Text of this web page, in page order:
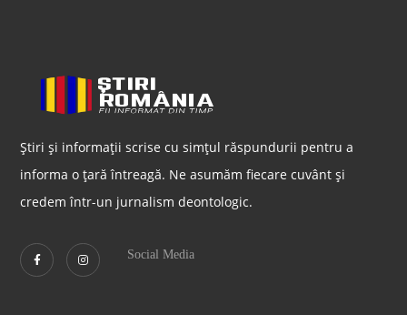
Știri și informații scrise cu simțul răspundurii pentru a
informa o țară întreagă. Ne asumăm fiecare cuvânt și
credem într-un jurnalism deontologic.
Social Media